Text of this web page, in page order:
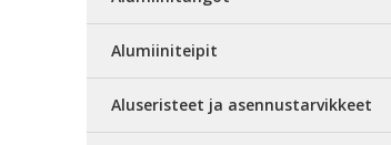
Alumiiniteipit
Aluseristeet ja asennustarvikkeet